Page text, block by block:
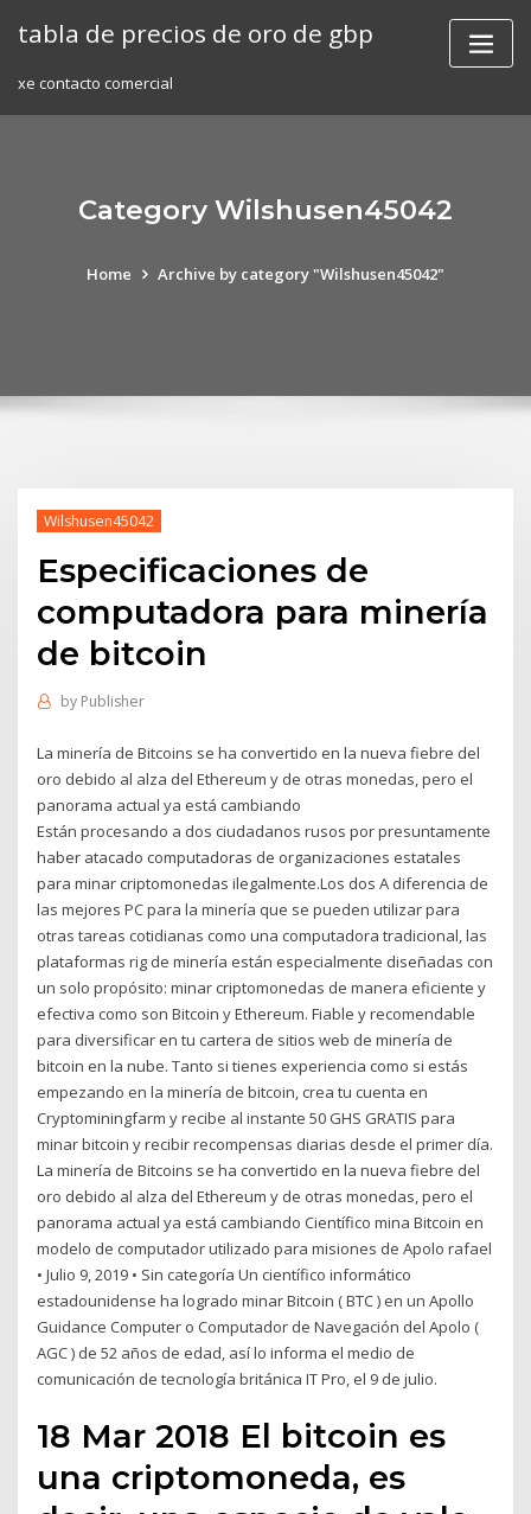
tabla de precios de oro de gbp
xe contacto comercial
Category Wilshusen45042
Home Archive by category "Wilshusen45042"
Wilshusen45042
Especificaciones de
computadora para minería
de bitcoin
by Publisher
La minería de Bitcoins se ha convertido en la nueva fiebre del
oro debido al alza del Ethereum y de otras monedas, pero el
panorama actual ya está cambiando
Están procesando a dos ciudadanos rusos por presuntamente
haber atacado computadoras de organizaciones estatales
para minar criptomonedas ilegalmente.Los dos A diferencia de
las mejores PC para la minería que se pueden utilizar para
otras tareas cotidianas como una computadora tradicional, las
plataformas rig de minería están especialmente diseñadas con
un solo propósito: minar criptomonedas de manera eficiente y
efectiva como son Bitcoin y Ethereum. Fiable y recomendable
para diversificar en tu cartera de sitios web de minería de
bitcoin en la nube. Tanto si tienes experiencia como si estás
empezando en la minería de bitcoin, crea tu cuenta en
Cryptominingfarm y recibe al instante 50 GHS GRATIS para
minar bitcoin y recibir recompensas diarias desde el primer día.
La minería de Bitcoins se ha convertido en la nueva fiebre del
oro debido al alza del Ethereum y de otras monedas, pero el
panorama actual ya está cambiando Científico mina Bitcoin en
modelo de computador utilizado para misiones de Apolo rafael
• Julio 9, 2019 • Sin categoría Un científico informático
estadounidense ha logrado minar Bitcoin ( BTC ) en un Apollo
Guidance Computer o Computador de Navegación del Apolo (
AGC ) de 52 años de edad, así lo informa el medio de
comunicación de tecnología británica IT Pro, el 9 de julio.
18 Mar 2018 El bitcoin es
una criptomoneda, es